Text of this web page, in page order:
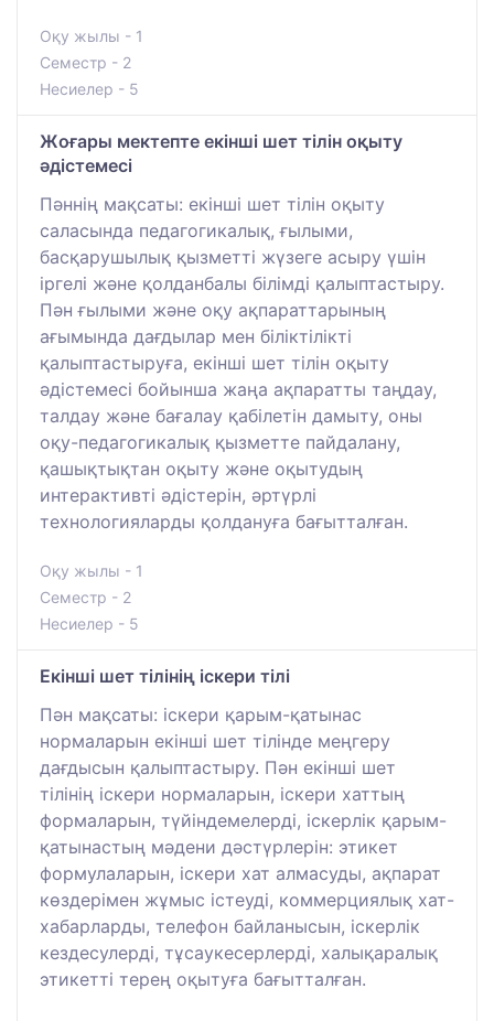
Оқу жылы - 1
Семестр - 2
Несиелер - 5
Жоғары мектепте екінші шет тілін оқыту
әдістемесі
Пәннің мақсаты: екінші шет тілін оқыту
саласында педагогикалық, ғылыми,
басқарушылық қызметті жүзеге асыру үшін
іргелі және қолданбалы білімді қалыптастыру.
Пән ғылыми және оқу ақпараттарының
ағымында дағдылар мен біліктілікті
қалыптастыруға, екінші шет тілін оқыту
әдістемесі бойынша жаңа ақпаратты таңдау,
талдау және бағалау қабілетін дамыту, оны
оқу-педагогикалық қызметте пайдалану,
қашықтықтан оқыту және оқытудың
интерактивті әдістерін, әртүрлі
технологияларды қолдануға бағытталған.
Оқу жылы - 1
Семестр - 2
Несиелер - 5
Екінші шет тілінің іскери тілі
Пән мақсаты: іскери қарым-қатынас
нормаларын екінші шет тілінде меңгеру
дағдысын қалыптастыру. Пән екінші шет
тілінің іскери нормаларын, іскери хаттың
формаларын, түйіндемелерді, іскерлік қарым-
қатынастың мәдени дәстүрлерін: этикет
формулаларын, іскери хат алмасуды, ақпарат
көздерімен жұмыс істеуді, коммерциялық хат-
хабарларды, телефон байланысын, іскерлік
кездесулерді, тұсаукесерлерді, халықаралық
этикетті терең оқытуға бағытталған.